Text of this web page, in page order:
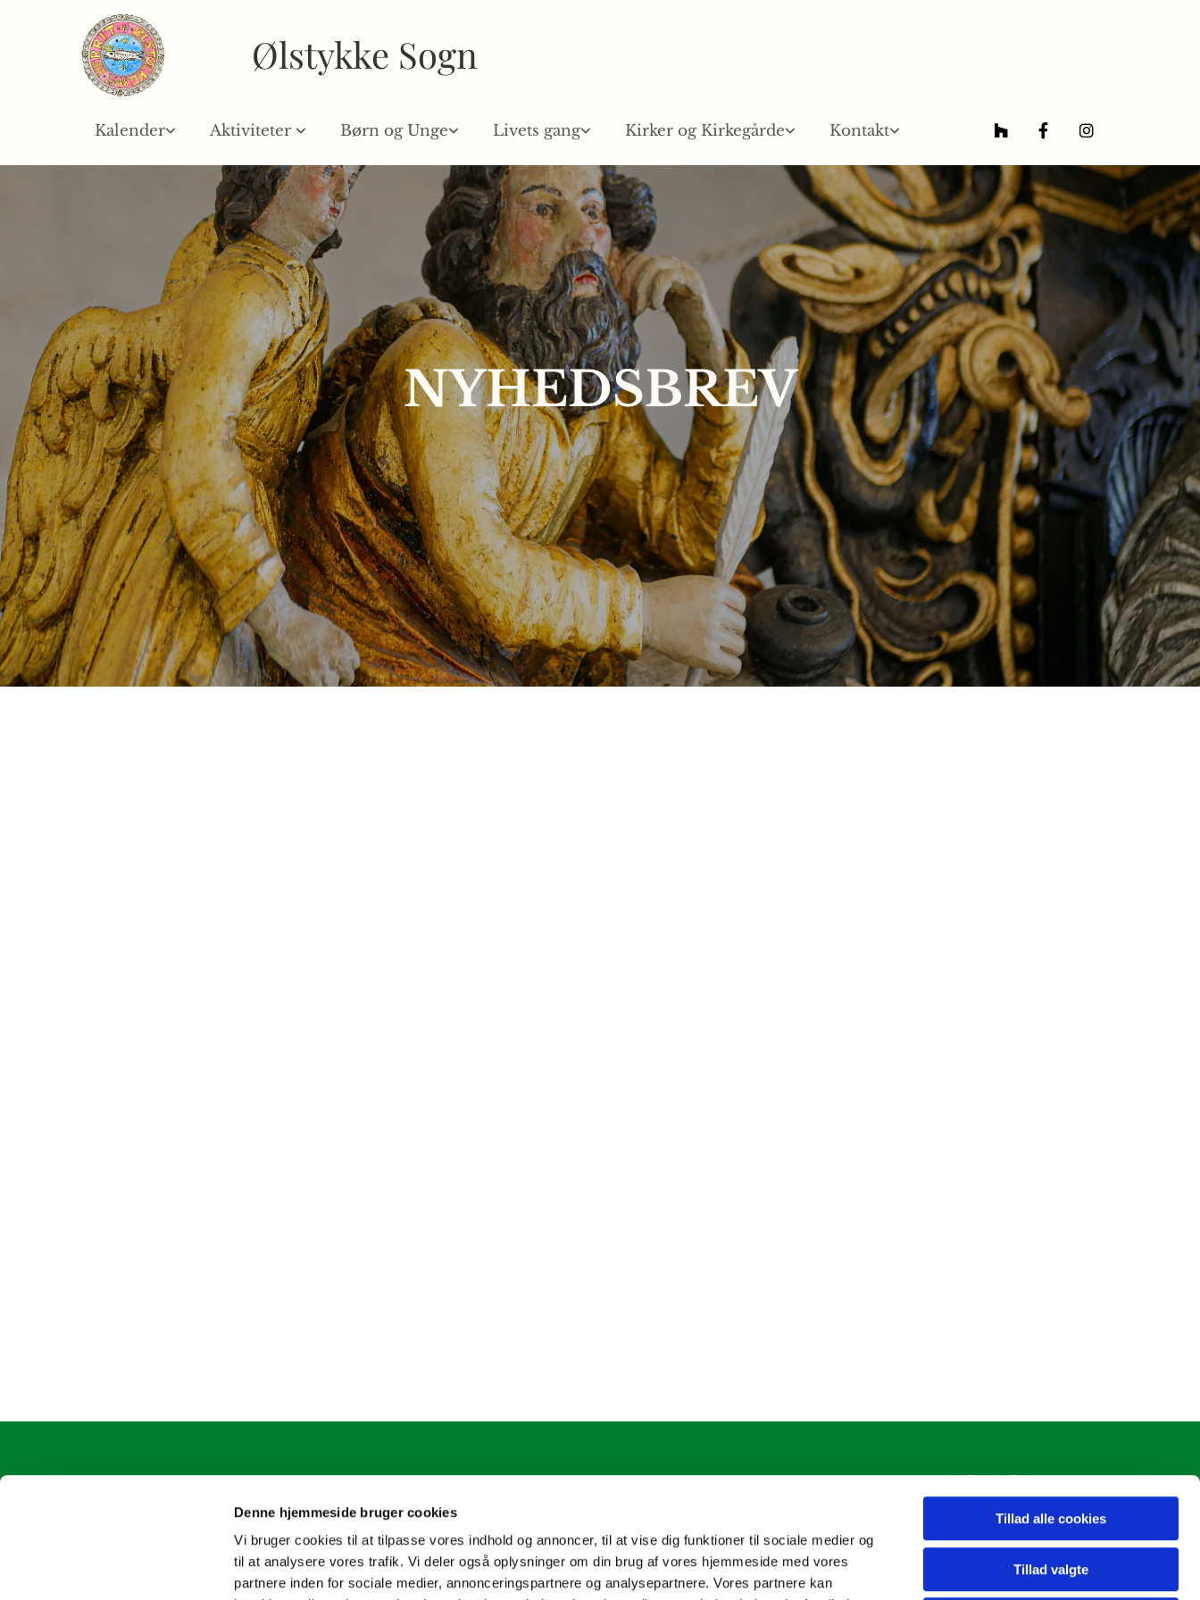
Denne hjemmeside bruger cookies
Vi bruger cookies til at tilpasse vores indhold og annoncer, til at vise dig funktioner til sociale medier og
til at analysere vores trafik. Vi deler også oplysninger om din brug af vores hjemmeside med vores
partnere inden for sociale medier, annonceringspartnere og analysepartnere. Vores partnere kan
Tillad alle cookies
Tillad valgte
Ølstykke Sogn
Kalender Aktiviteter Børn og Unge Livets gang Kirker og Kirkegårde Kontakt
NYHEDSBREV
Ølstykke Sogn
oelstykke.sogn@km.dk